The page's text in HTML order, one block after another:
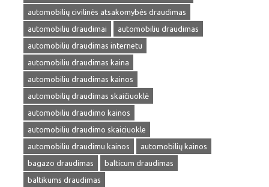
automobilių civilinės atsakomybės draudimas
automobiliu draudimai
automobiliu draudimas
automobiliu draudimas internetu
automobiliu draudimas kaina
automobiliu draudimas kainos
automobilių draudimas skaičiuoklė
automobiliu draudimo kainos
automobiliu draudimo skaiciuokle
automobiliu draudimu kainos
automobilių kainos
bagazo draudimas
balticum draudimas
baltikums draudimas